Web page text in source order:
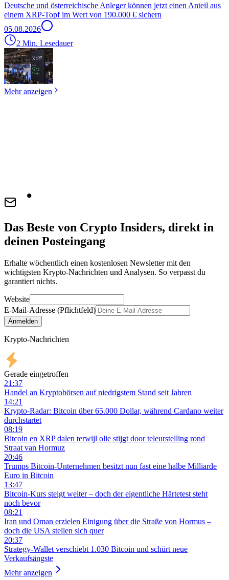
Deutsche und österreichische Anleger können jetzt einen Anteil aus
einem XRP-Topf im Wert von 190.000 € sichern
05.08.2026
2 Min. Lesedauer
Mehr anzeigen
Das Beste von Crypto Insiders, direkt in
deinen Posteingang
Erhalte wöchentlich einen kostenlosen Newsletter mit den
wichtigsten Krypto-Nachrichten und Analysen. So verpasst du
garantiert nichts.
Website
E-Mail-Adresse (Pflichtfeld)
Anmelden
Krypto-Nachrichten
Gerade eingetroffen
21:37
Handel an Kryptobörsen auf niedrigstem Stand seit Jahren
14:21
Krypto-Radar: Bitcoin über 65.000 Dollar, während Cardano weiter
durchstartet
08:19
Bitcoin en XRP dalen terwijl olie stijgt door teleurstelling rond
Straat van Hormuz
20:46
Trumps Bitcoin-Unternehmen besitzt nun fast eine halbe Milliarde
Euro in Bitcoin
13:47
Bitcoin-Kurs steigt weiter – doch der eigentliche Härtetest steht
noch bevor
08:21
Iran und Oman erzielen Einigung über die Straße von Hormus –
doch die USA stellen sich quer
20:37
Strategy-Wallet verschiebt 1.030 Bitcoin und schürt neue
Verkaufsängste
Mehr anzeigen